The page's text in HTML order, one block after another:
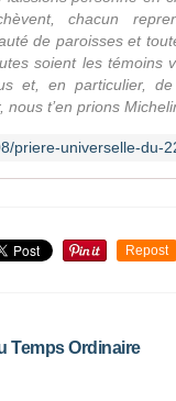
chacun
de paroisses et
soient les témoins
et, en particulier,
t’en prions
Repost
Temps Ordinaire